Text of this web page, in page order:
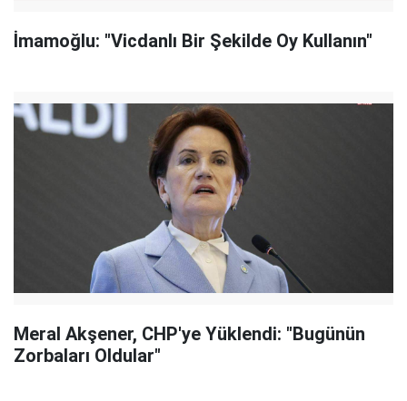
İmamoğlu: "Vicdanlı Bir Şekilde Oy Kullanın"
Meral Akşener, CHP'ye Yüklendi: "Bugünün
Zorbaları Oldular"